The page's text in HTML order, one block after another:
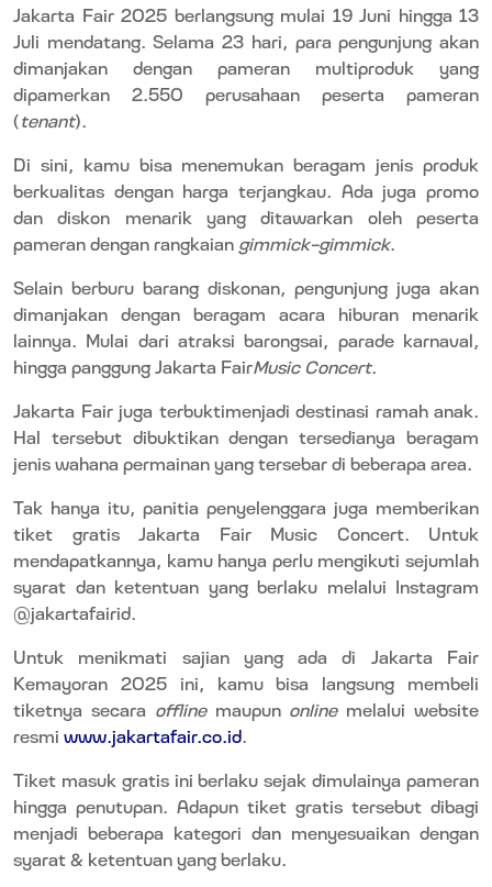
Jakarta Fair 2025 berlangsung mulai 19 Juni hingga 13
Juli mendatang. Selama 23 hari, para pengunjung akan
dimanjakan dengan pameran multiproduk yang
dipamerkan 2.550 perusahaan peserta pameran
(tenant).
Di sini, kamu bisa menemukan beragam jenis produk
berkualitas dengan harga terjangkau. Ada juga promo
dan diskon menarik yang ditawarkan oleh peserta
pameran dengan rangkaian gimmick-gimmick.
Selain berburu barang diskonan, pengunjung juga akan
dimanjakan dengan beragam acara hiburan menarik
lainnya.
Mulai dari atraksi barongsai, parade karnaval,
hingga panggung Jakarta FairMusic Concert.
Jakarta Fair juga terbuktimenjadi destinasi ramah anak.
Hal tersebut dibuktikan dengan tersedianya beragam
jenis wahana permainan yang tersebar di beberapa area.
Tak hanya itu, panitia penyelenggara juga memberikan
tiket gratis Jakarta Fair Music Concert. Untuk
mendapatkannya, kamu hanya perlu mengikuti sejumlah
syarat dan ketentuan yang berlaku melalui Instagram
@jakartafairid.
Untuk menikmati sajian yang ada di Jakarta Fair
Kemayoran 2025 ini, kamu bisa langsung membeli
tiketnya secara offlinemaupun online melalui website
resmi www.jakartafair.co.id
Tiket masuk gratis ini berlaku sejak dimulainya pameran
hingga penutupan.
Adapun tiket gratis tersebut dibagi
menjadi beberapa kategori dan menyesuaikan dengan
syarat & ketentuan yang berlaku.